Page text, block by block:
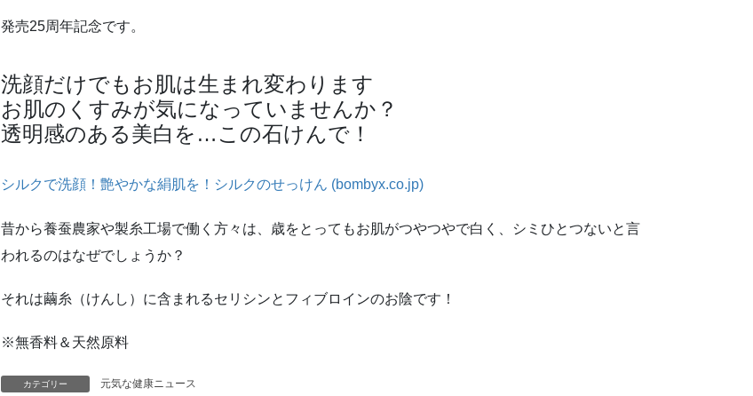
発売25周年記念です。
洗顔だけでもお肌は生まれ変わります
お肌のくすみが気になっていませんか？
透明感のある美白を…この石けんで！
シルクで洗顔！艶やかな絹肌を！シルクのせっけん (bombyx.co.jp)
昔から養蚕農家や製糸工場で働く方々は、歳をとってもお肌がつやつやで白く、シミひとつないと言
われるのはなぜでしょうか？
それは繭糸（けんし）に含まれるセリシンとフィブロインのお陰です！
※無香料＆天然原料
カテゴリー 元気な健康ニュース